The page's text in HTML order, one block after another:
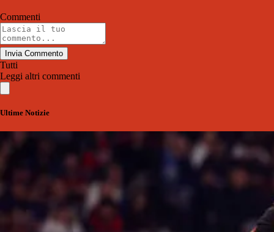
Commenti
Invia Commento
Tutti
Leggi altri commenti
Ultime Notizie